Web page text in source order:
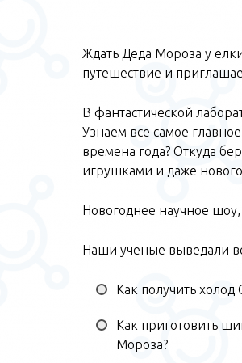
Ждать Деда Мороза у
путешествие и
В фантастической
Узнаем все самое
времена года? Откуда
игрушками и даже
Новогоднее научное
Наши ученые выведали
Как получить холод
Как приготовить
Мороза?